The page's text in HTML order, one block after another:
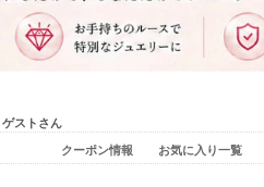
ストさん
クーポン情報 お気に入り一覧